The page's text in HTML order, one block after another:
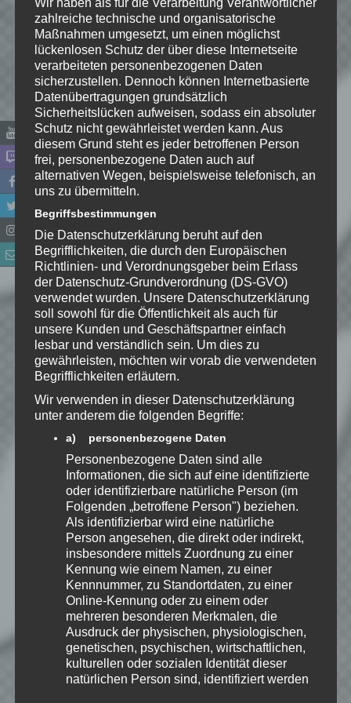
Name*
Website
*Ich habe die
Datenschutzerklärungzur
Kenntnis genommen. Ich stimme
zu, dass meine Angaben dauerhaft
gespeichert werden.
Benachrichtige mich über
nachfolgende Kommentare via E-
Mail.
Benachrichtige mich über neue
Beiträge via E-Mail.
EmKa
Ich bin leidenschaftlicher
Gamer und schaue mir
eigentlich alles Neue an.
Jedes Spiel hat seine faire
Wir haben als für die Verarbeitung Verantwortlicher
zahlreiche technische und organisatorische
Maßnahmen umgesetzt, um einen möglichst
lückenlosen Schutz der über diese Internetseite
verarbeiteten personenbezogenen Daten
sicherzustellen. Dennoch können Internetbasierte
Datenübertragungen grundsätzlich
Sicherheitslücken aufweisen, sodass ein absoluter
Schutz nicht gewährleistet werden kann. Aus
diesem Grund steht es jeder betroffenen Person
frei, personenbezogene Daten auch auf
alternativen Wegen, beispielsweise telefonisch, an
uns zu übermitteln.
Begriffsbestimmungen
Die Datenschutzerklärung beruht auf den
Begrifflichkeiten, die durch den Europäischen
Richtlinien- und Verordnungsgeber beim Erlass
der Datenschutz-Grundverordnung (DS-GVO)
verwendet wurden. Unsere Datenschutzerklärung
soll sowohl für die Öffentlichkeit als auch für
unsere Kunden und Geschäftspartner einfach
lesbar und verständlich sein. Um dies zu
gewährleisten, möchten wir vorab die verwendeten
Begrifflichkeiten erläutern.
Wir verwenden in dieser Datenschutzerklärung
unter anderem die folgenden Begriffe:
a) personenbezogene Daten
Personenbezogene Daten sind alle
Informationen, die sich auf eine identifizierte
oder identifizierbare natürliche Person (im
Folgenden „betroffene Person") beziehen.
Als identifizierbar wird eine natürliche
Person angesehen, die direkt oder indirekt,
insbesondere mittels Zuordnung zu einer
Kennung wie einem Namen, zu einer
Kennnummer, zu Standortdaten, zu einer
Online-Kennung oder zu einem oder
mehreren besonderen Merkmalen, die
Ausdruck der physischen, physiologischen,
genetischen, psychischen, wirtschaftlichen,
kulturellen oder sozialen Identität dieser
natürlichen Person sind, identifiziert werden